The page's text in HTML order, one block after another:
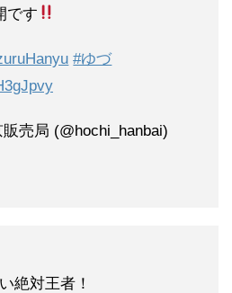
です
#ゆづ
売局 (@hochi_hanbai)
絶対王者！